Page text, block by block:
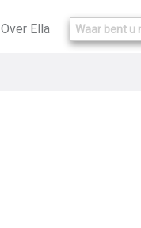
Over Ella